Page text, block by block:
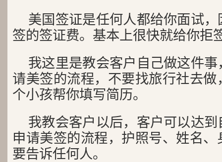
美国签证是任何人都给你面试
签的签证费。基本上很快就给你拒
我这里是教会客户自己做这件
请美签的流程，不要找旅行社去
个小孩帮你填写简历。
我教会客户以后，客户可以达
申请美签的流程，护照号、姓名
要告诉任何人。